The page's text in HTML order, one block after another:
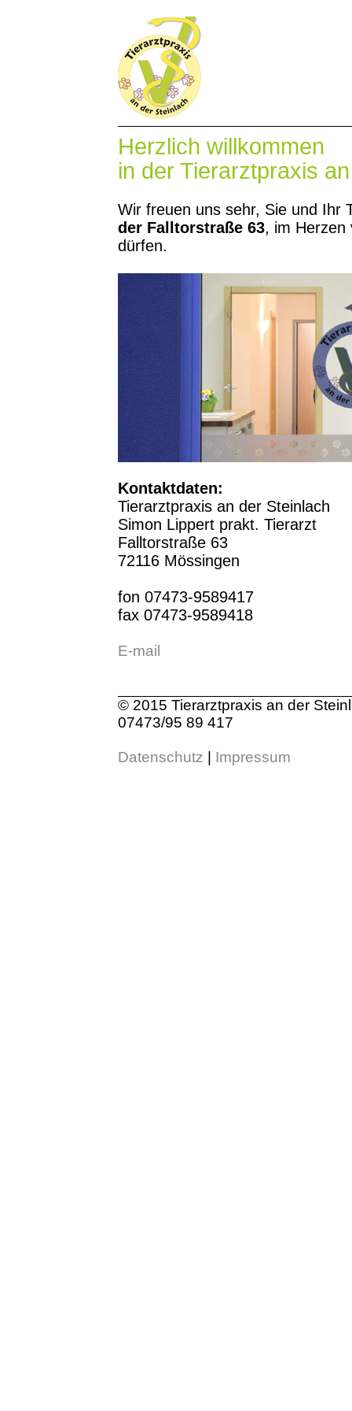
Herzlich willkommen
in der Tierarztpraxis
Wir freuen uns sehr, Sie und Ihr
der Falltorstraße 63, im
dürfen.
Kontaktdaten:
Tierarztpraxis an der Steinlach
Simon Lippert prakt. Tierarzt
Falltorstraße 63
72116 Mössingen
fon 07473-9589417
fax 07473-9589418
E-mail
© 2015 Tierarztpraxis an der
07473/95 89 417
Datenschutz Impressum